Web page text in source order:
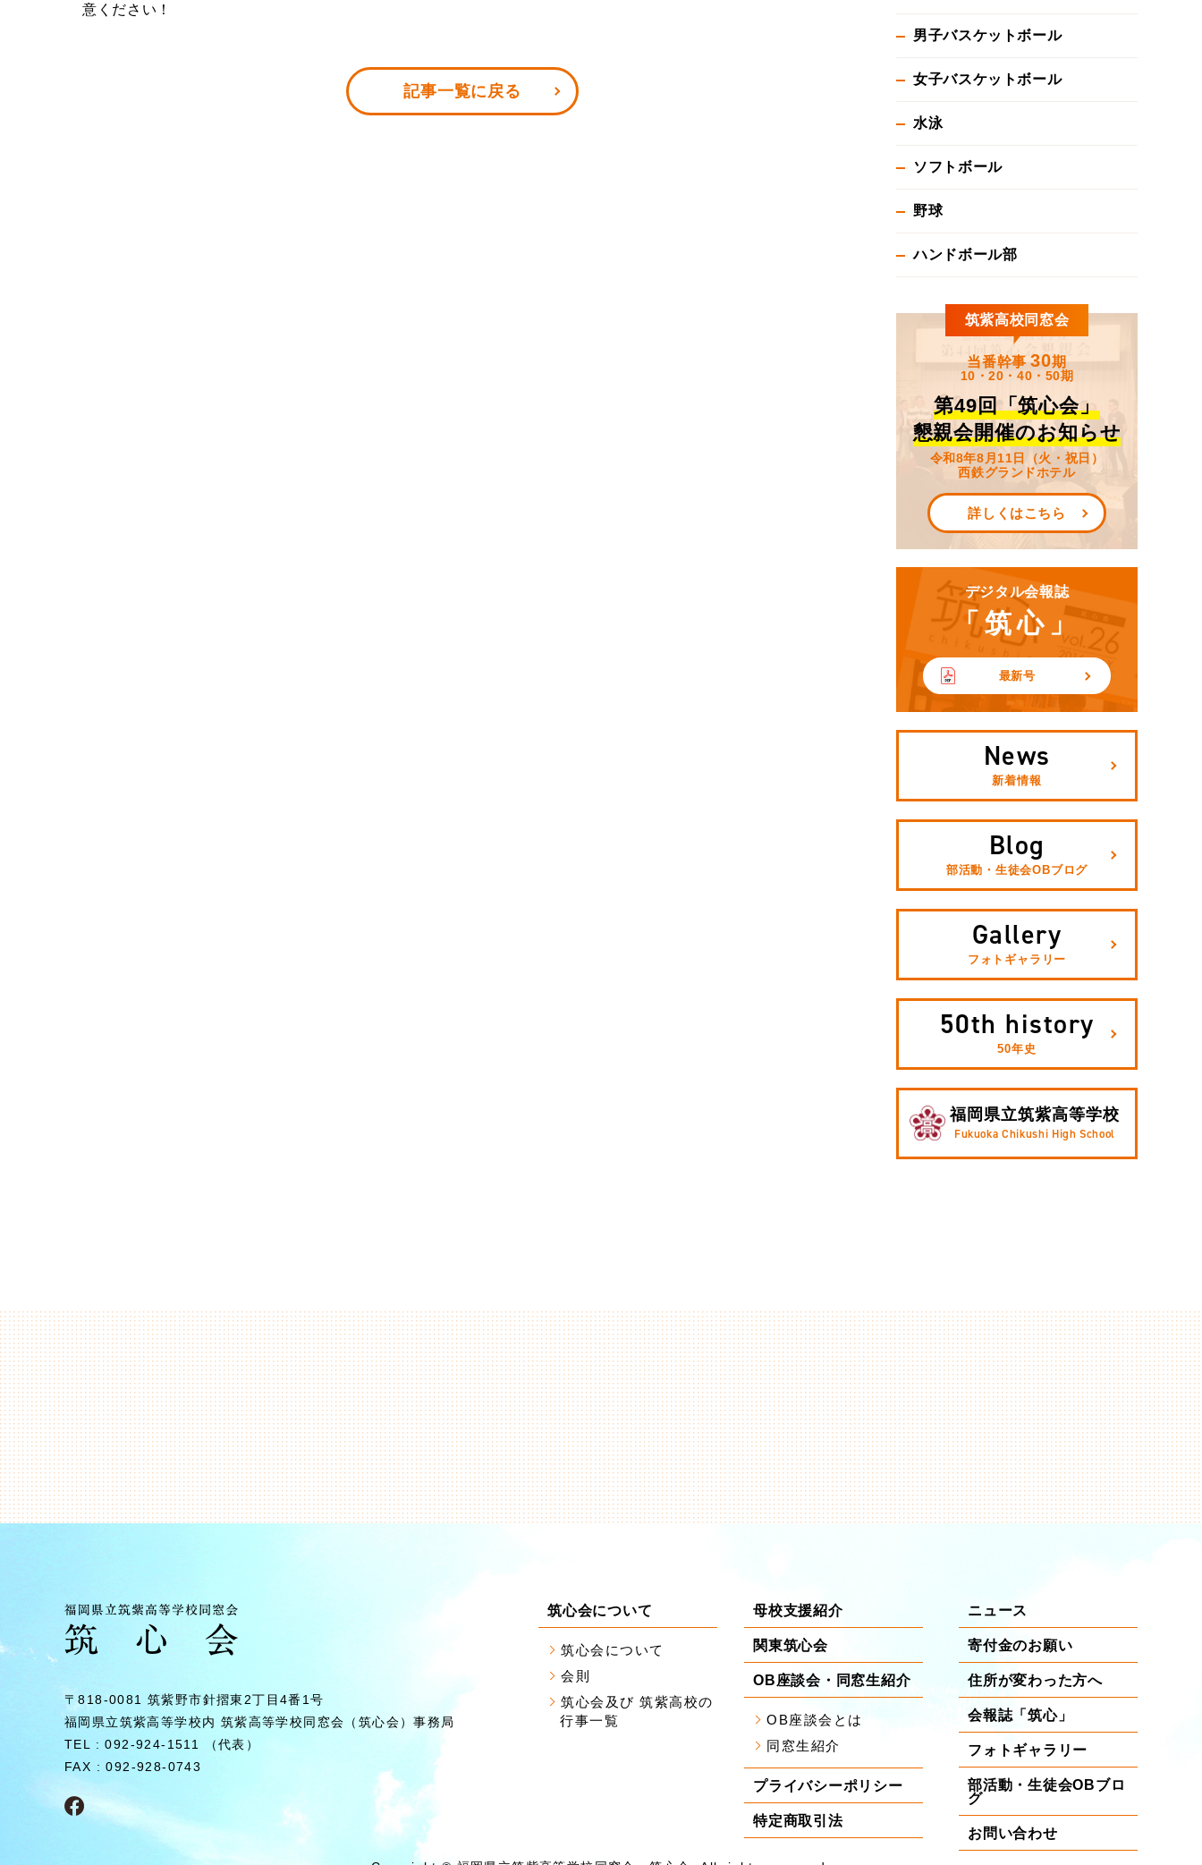
意ください！
記事一覧に戻る
男子バスケットボール
女子バスケットボール
水泳
ソフトボール
野球
ハンドボール部
筑紫高校同窓会
当番幹事30期
10・20・40・50期
第49回「筑心会」
懇親会開催のお知らせ
令和8年8月11日（火・祝日）
西鉄グランドホテル
詳しくはこちら
デジタル会報誌
「筑心」
最新号
News
新着情報
Blog
部活動・生徒会OBブログ
Gallery
フォトギャラリー
50th history
50年史
福岡県立筑紫高等学校
Fukuoka Chikushi High School
〒818-0081 筑紫野市針摺東2丁⽬4番1号
福岡県⽴筑紫⾼等学校内 筑紫⾼等学校同窓会（筑⼼会）事務局
TEL : 092-924-1511 （代表）
FAX : 092-928-0743
筑心会について
筑心会について
会則
筑心会及び 筑紫高校の
行事一覧
母校支援紹介
関東筑心会
OB座談会・同窓生紹介
OB座談会とは
同窓生紹介
プライバシーポリシー
特定商取引法
ニュース
寄付金のお願い
住所が変わった方へ
会報誌「筑心」
フォトギャラリー
部活動・生徒会OBブロ
グ
お問い合わせ